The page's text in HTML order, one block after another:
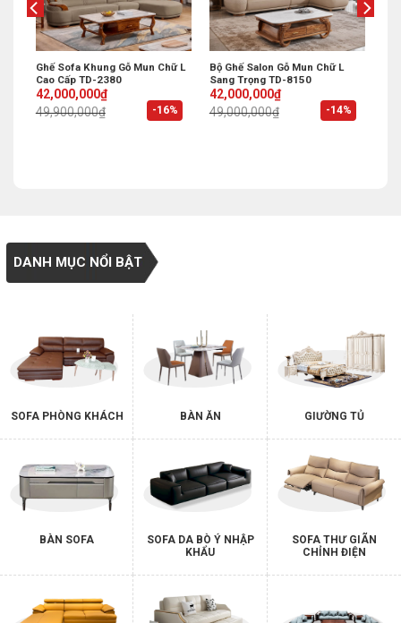
-16%
Ghế Sofa Khung Gỗ Mun Chữ L
Cao Cấp TD-2380
49,900,000₫
Original
price
was:
42,000,000₫
Current
price
is:
-14%
Bộ Ghế Salon Gỗ Mun Chữ L
Sang Trọng TD-8150
49,000,000₫
Original
price
was:
42,000,000₫
Current
price
is:
DANH MỤC NỔI BẬT
SOFA PHÒNG KHÁCH BÀN ĂN GIƯỜNG TỦ
BÀN SOFA
SOFA DA BÒ Ý NHẬP
KHẨU
SOFA THƯ GIÃN
CHỈNH ĐIỆN